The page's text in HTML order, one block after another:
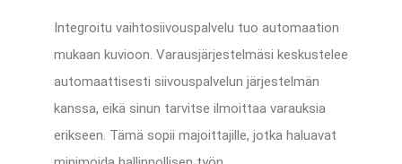
Integroitu vaihtosiivouspalvelu tuo automaation
mukaan kuvioon. Varausjärjestelmäsi keskustelee
automaattisesti siivouspalvelun järjestelmän
kanssa, eikä sinun tarvitse ilmoittaa varauksia
erikseen. Tämä sopii majoittajille, jotka haluavat